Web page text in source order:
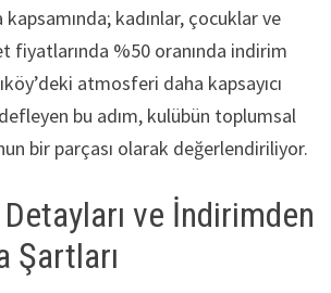
kadınlar, çocuklar ve
fiyatlarında %50 oranında indirim
atmosferi daha kapsayıcı
bu adım, kulübün toplumsal
bir parçası olarak değerlendiriliyor.
ve İndirimden
Şartları